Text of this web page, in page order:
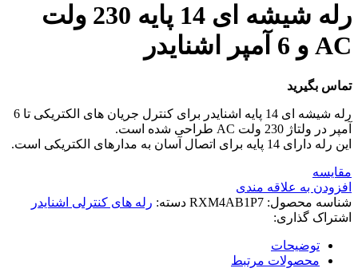
رله شیشه ای 14 پایه 230 ولت
AC و 6 آمپر اشنایدر
تماس بگیرید
رله شیشه ای 14 پایه اشنایدر برای کنترل جریان های الکتریکی تا 6
آمپر در ولتاژ 230 ولت AC طراحی شده است.
این رله دارای 14 پایه برای اتصال آسان به مدارهای الکتریکی است.
مقایسه
افزودن به علاقه مندی
شناسه محصول: RXM4AB1P7 دسته: رله های کنترلی اشنایدر
اشتراک گذاری:
توضیحات
محصولات مرتبط